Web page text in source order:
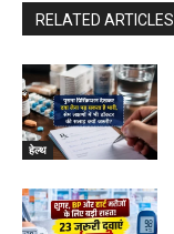
RELATED ARTICLES
हेल्थ